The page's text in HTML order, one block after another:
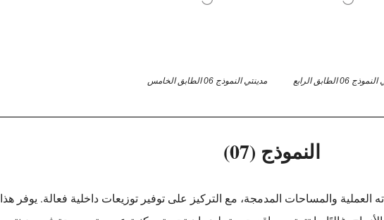
06 الطابق الرابع مدينتي النموذج 06 الطابق الخامس
النموذج (07)
العملية والمساحات المدمجة، مع التركيز على توفير توزيعات داخلية فعالة. يوفر هذا